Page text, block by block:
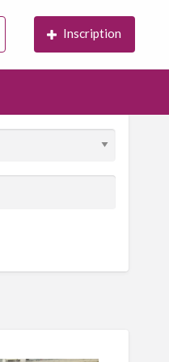
Inscription